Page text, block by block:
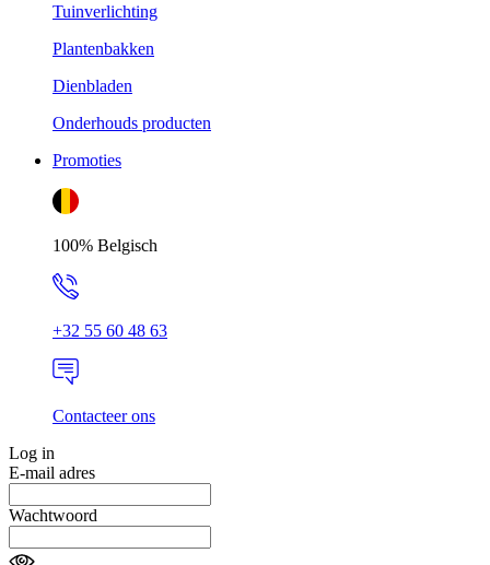
Tuinverlichting
Plantenbakken
Dienbladen
Onderhouds producten
Promoties
100% Belgisch
+32 55 60 48 63
Contacteer ons
Log in
E-mail adres
Wachtwoord